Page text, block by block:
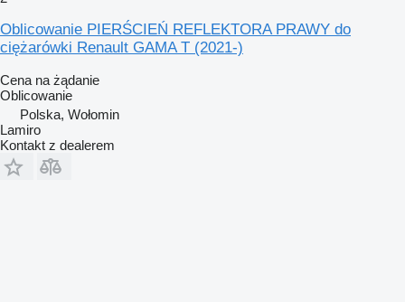
Oblicowanie PIERŚCIEŃ REFLEKTORA PRAWY do
ciężarówki Renault GAMA T (2021-)
Cena na żądanie
Oblicowanie
Polska, Wołomin
Lamiro
Kontakt z dealerem